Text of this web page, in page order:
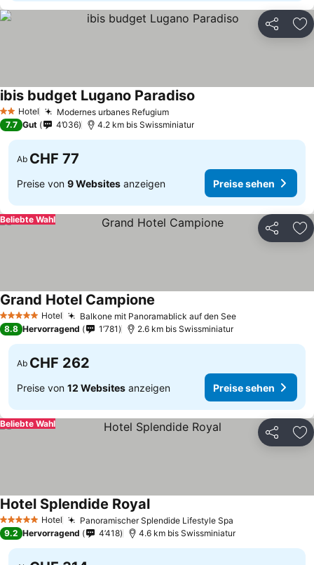
Teilen
2 Sterne
Hotel Modernes urbanes RefugiumPreise sehen
ibis budget Lugano Paradiso
7.7 Gut 4’036 4.2 km bis Swissminiatur
Ab CHF 77
Preise von 9 Websites anzeigen Preise sehen
Teilen
Beliebte Wahl
5 Sterne Hotel Balkone mit Panoramablick auf den SeePreise sehen
Grand Hotel Campione
8.8 Hervorragend 1’781 2.6 km bis Swissminiatur
Ab CHF 262
Preise von 12 Websites anzeigen Preise sehen
Teilen
Beliebte Wahl
5 Sterne Hotel Panoramischer Splendide Lifestyle Spa
Hotel Splendide RoyalPreise sehen
9.2 Hervorragend 4’418 4.6 km bis Swissminiatur